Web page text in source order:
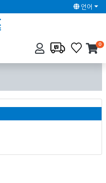
언어
0